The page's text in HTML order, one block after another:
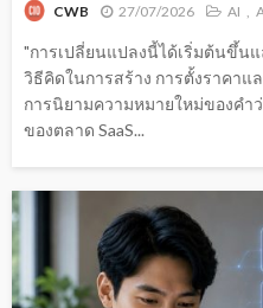
CWB 27/07/2026 AI
"การเปลี่ยนแปลงนี้ได้เริ่มต้นขึ้น
วิธีคิดในการสร้าง การตั้งราคา
การนิยามความหมายใหม่ของคำ
ของตลาด SaaS...